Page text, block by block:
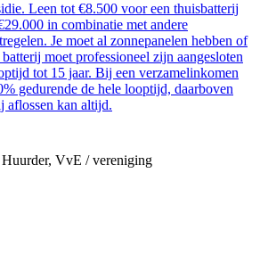
Leen tot €8.500 voor een thuisbatterij
in combinatie met andere
Je moet al zonnepanelen hebben of
moet professioneel zijn aangesloten
tot 15 jaar. Bij een verzamelinkomen
gedurende de hele looptijd, daarboven
aflossen kan altijd.
Huurder, VvE / vereniging